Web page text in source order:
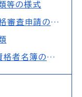
等の様式
令和7・8年度競争入札参加資格審査申請の受付について
令和7・8年度 競争入札参加資格者名簿の公表